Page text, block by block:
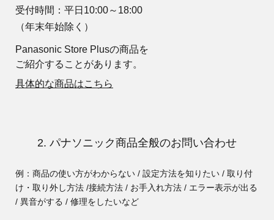
受付時間：平日10:00～18:00
（年末年始除く）
Panasonic Store Plusの商品を
ご紹介することがあります。
具体的な商品はこちら
2. パナソニック商品全般のお問い合わせ
例：商品の使い方がわからない / 設定方法を知りたい / 取り付
け・取り外し方法 /接続方法 / お手入れ方法 / エラー表示が出る
/ 異音がする / 修理をしたいなど